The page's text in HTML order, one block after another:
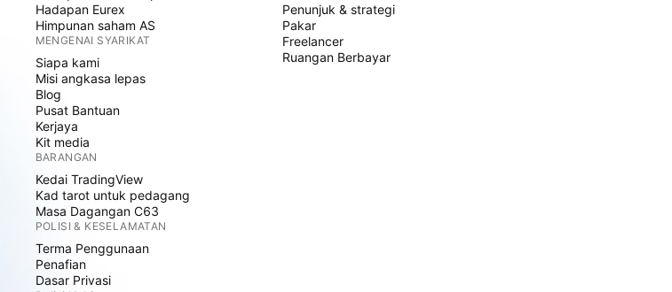
Hadapan Eurex
Himpunan saham AS
MENGENAI SYARIKAT
Siapa kami
Misi angkasa lepas
Blog
Pusat Bantuan
Kerjaya
Kit media
BARANGAN
Kedai TradingView
Kad tarot untuk pedagang
Masa Dagangan C63
POLISI & KESELAMATAN
Terma Penggunaan
Penafian
Dasar Privasi
Penunjuk & strategi
Pakar
Freelancer
Ruangan Berbayar